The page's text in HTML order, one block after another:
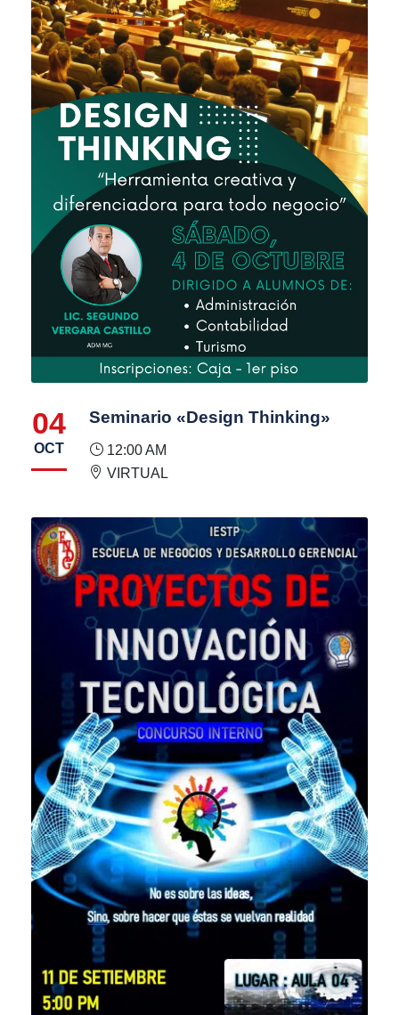
04
OCT
Seminario «Design Thinking»
12:00 AM
VIRTUAL